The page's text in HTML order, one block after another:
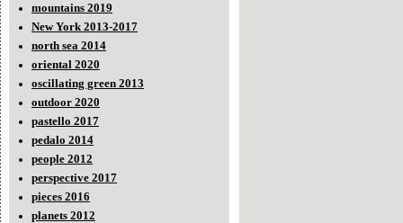
mountains 2019
New York 2013-2017
north sea 2014
oriental 2020
oscillating green 2013
outdoor 2020
pastello 2017
pedalo 2014
people 2012
perspective 2017
pieces 2016
planets 2012